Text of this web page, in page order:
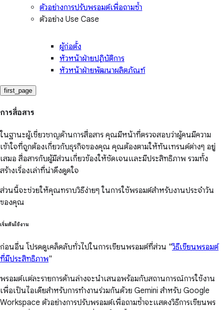
ตัวอย่างการปรับพรอมต์เพื่อถามซ้ำ
ตัวอย่าง Use Case
ผู้ก่อตั้ง
หัวหน้าฝ่ายปฏิบัติการ
หัวหน้าฝ่ายพัฒนาผลิตภัณฑ์
first_page
การสื่อสาร
ในฐานะผู้เชี่ยวชาญด้านการสื่อสาร คุณมีหน้าที่ตรวจสอบว่าผู้คนมีความ
เข้าใจที่ถูกต้องเกี่ยวกับธุรกิจของคุณ คุณต้องตามให้ทันเทรนด์ต่างๆ อยู่
เสมอ สื่อสารกับผู้มีส่วนเกี่ยวข้องให้ชัดเจนและมีประสิทธิภาพ รวมทั้ง
สร้างเรื่องเล่าที่น่าดึงดูดใจ
ส่วนนี้จะช่วยให้คุณทราบวิธีง่ายๆ ในการใช้พรอมต์สำหรับงานประจำวัน
ของคุณ
เริ่มต้นใช้งาน
ก่อนอื่น โปรดดูเคล็ดลับทั่วไปในการเขียนพรอมต์ที่ส่วน "วิธีเขียนพรอมต์
ที่มีประสิทธิภาพ"
พรอมต์แต่ละรายการด้านล่างจะนำเสนอพร้อมกับสถานการณ์การใช้งาน
เพื่อเป็นไอเดียสำหรับการทำงานร่วมกันด้วย Gemini สำหรับ Google
Workspace ตัวอย่างการปรับพรอมต์เพื่อถามซ้ำจะแสดงวิธีการเขียนพร